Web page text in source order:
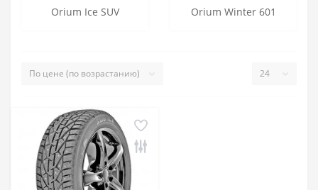
Orium Ice SUV Orium Winter 601